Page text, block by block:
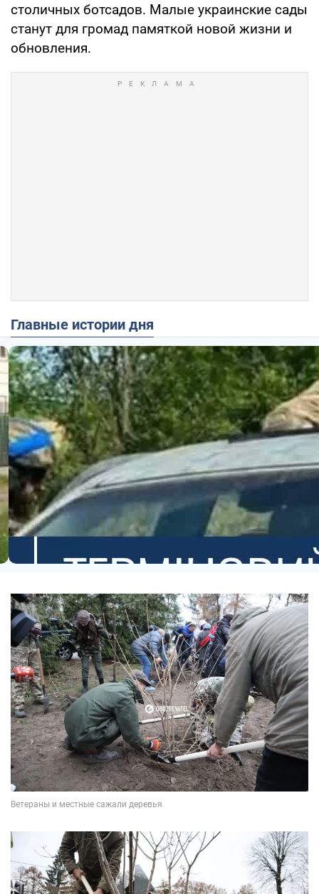
столичных ботсадов. Малые украинские сады
станут для громад памяткой новой жизни и
обновления.
Главные истории дня